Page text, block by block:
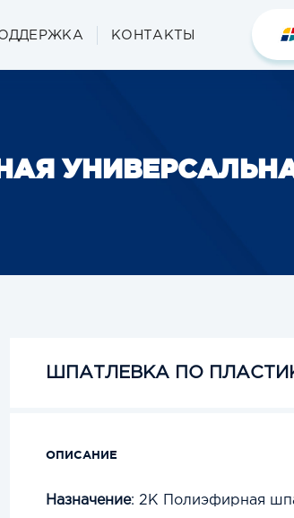
КОНТАКТЫ
ШПАТЛЕВКА ПО
ОПИСАНИЕ
Назначение: 2К Полиэфирная